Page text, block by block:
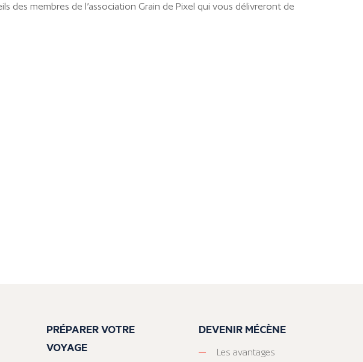
des membres de l’association Grain de Pixel qui vous délivreront de
PRÉPARER VOTRE
VOYAGE
DEVENIR MÉCÈNE
Les avantages